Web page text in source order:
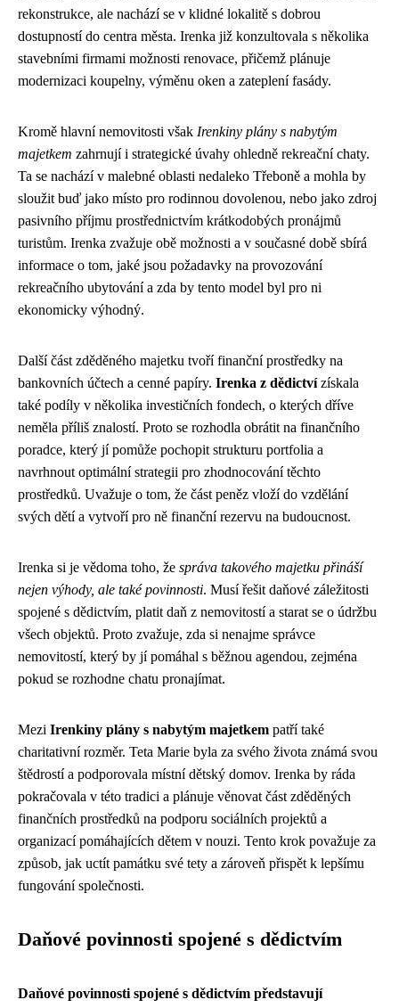
rekonstrukce, ale nachází se v klidné lokalitě s dobrou
dostupností do centra města. Irenka již konzultovala s několika
stavebními firmami možnosti renovace, přičemž plánuje
modernizaci koupelny, výměnu oken a zateplení fasády.
Kromě hlavní nemovitosti však Irenkiny plány s nabytým
majetkem zahrnují i strategické úvahy ohledně rekreační chaty.
Ta se nachází v malebné oblasti nedaleko Třeboně a mohla by
sloužit buď jako místo pro rodinnou dovolenou, nebo jako zdroj
pasivního příjmu prostřednictvím krátkodobých pronájmů
turistům. Irenka zvažuje obě možnosti a v současné době sbírá
informace o tom, jaké jsou požadavky na provozování
rekreačního ubytování a zda by tento model byl pro ni
ekonomicky výhodný.
Další část zděděného majetku tvoří finanční prostředky na
bankovních účtech a cenné papíry. Irenka z dědictvízískala
také podíly v několika investičních fondech, o kterých dříve
neměla příliš znalostí. Proto se rozhodla obrátit na finančního
poradce, který jí pomůže pochopit strukturu portfolia a
navrhnout optimální strategii pro zhodnocování těchto
prostředků. Uvažuje o tom, že část peněz vloží do vzdělání
svých dětí a vytvoří pro ně finanční rezervu na budoucnost.
Irenka si je vědoma toho, že správa takového majetku přináší
nejen výhody, ale také povinnosti. Musí řešit daňové záležitosti
spojené s dědictvím, platit daň z nemovitostí a starat se o údržbu
všech objektů. Proto zvažuje, zda si nenajme správce
nemovitostí, který by jí pomáhal s běžnou agendou, zejména
pokud se rozhodne chatu pronajímat.
Mezi Irenkiny plány s nabytým majetkem patří také
charitativní rozměr. Teta Marie byla za svého života známá svou
štědrostí a podporovala místní dětský domov. Irenka by ráda
pokračovala v této tradici a plánuje věnovat část zděděných
finančních prostředků na podporu sociálních projektů a
organizací pomáhajících dětem v nouzi. Tento krok považuje za
způsob, jak uctít památku své tety a zároveň přispět k lepšímu
fungování společnosti.
Daňové povinnosti spojené s dědictvím
Daňové povinnosti spojené s dědictvím představují